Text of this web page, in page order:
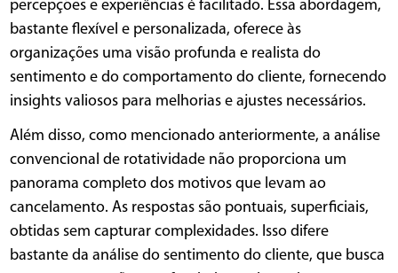
percepções e experiências é facilitado. Essa abordagem,
bastante flexível e personalizada, oferece às
organizações uma visão profunda e realista do
sentimento e do comportamento do cliente, fornecendo
insights valiosos para melhorias e ajustes necessários.
Além disso, como mencionado anteriormente, a análise
convencional de rotatividade não proporciona um
panorama completo dos motivos que levam ao
cancelamento. As respostas são pontuais, superficiais,
obtidas sem capturar complexidades. Isso difere
bastante da análise do sentimento do cliente, que busca